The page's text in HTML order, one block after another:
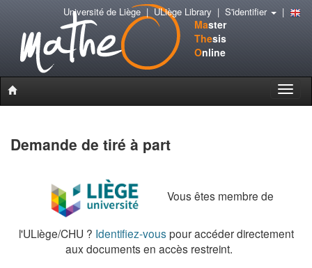
Master
Thesis
Online
Toggle
Université de Liège|ULiège Library | S'identifier |
Demande de tiré à part
Vous êtes membre de
l'ULiège/CHU ? Identifiez-vous pour accéder directement
aux documents en accès restreint.